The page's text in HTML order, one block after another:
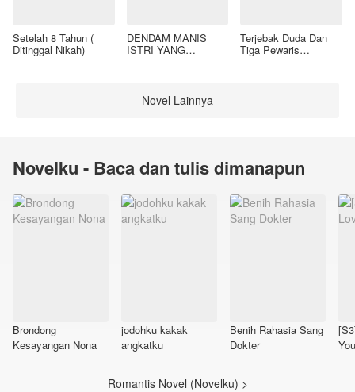
Setelah 8 Tahun (
Ditinggal Nikah)
DENDAM MANIS
ISTRI YANG
Terjebak Duda Dan
Tiga Pewaris
Novel Lainnya
Novelku - Baca dan tulis dimanapun
Brondong
Kesayangan Nona
jodohku kakak
angkatku
Benih Rahasia Sang
Dokter
You
Romantis Novel (Novelku) >